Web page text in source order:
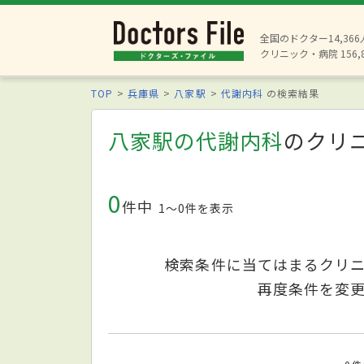
全国のドクター14,366
クリニック・病院
TOP 兵庫県 八家駅 代謝内科 の検索結果
八家駅の代謝内科のクリ
0件中 1〜0件を表示
検索条件に当てはまるクリ
再度条件を変